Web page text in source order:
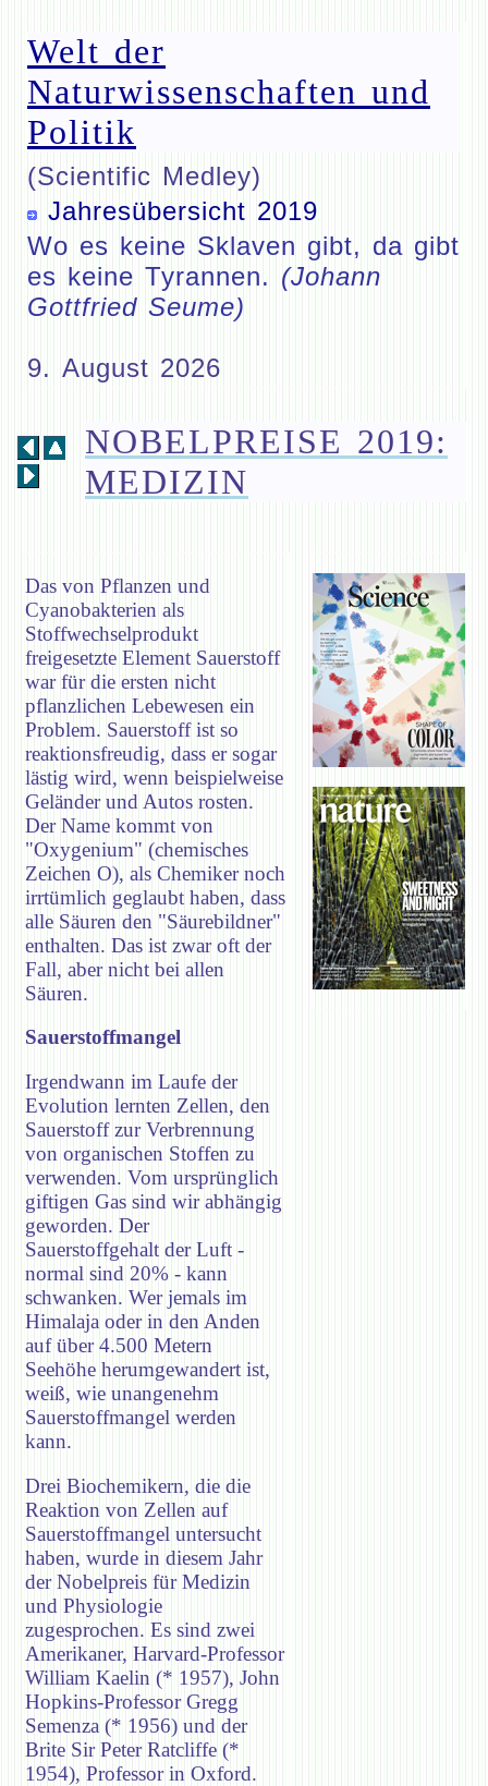
Welt der
Naturwissenschaften und
Politik
(Scientific Medley)
Jahresübersicht 2019
Wo es keine Sklaven gibt, da gibt
es keine Tyrannen. (Johann
Gottfried Seume)
9. August 2026
NOBELPREISE 2019:
MEDIZIN
Das von Pflanzen und
Cyanobakterien als
Stoffwechselprodukt
freigesetzte Element Sauerstoff
war für die ersten nicht
pflanzlichen Lebewesen ein
Problem. Sauerstoff ist so
reaktionsfreudig, dass er sogar
lästig wird, wenn beispielweise
Geländer und Autos rosten.
Der Name kommt von
"Oxygenium" (chemisches
Zeichen O), als Chemiker noch
irrtümlich geglaubt haben, dass
alle Säuren den "Säurebildner"
enthalten. Das ist zwar oft der
Fall, aber nicht bei allen
Säuren.
Sauerstoffmangel
Irgendwann im Laufe der
Evolution lernten Zellen, den
Sauerstoff zur Verbrennung
von organischen Stoffen zu
verwenden. Vom ursprünglich
giftigen Gas sind wir abhängig
geworden. Der
Sauerstoffgehalt der Luft -
normal sind 20% - kann
schwanken. Wer jemals im
Himalaja oder in den Anden
auf über 4.500 Metern
Seehöhe herumgewandert ist,
weiß, wie unangenehm
Sauerstoffmangel werden
kann.
Drei Biochemikern, die die
Reaktion von Zellen auf
Sauerstoffmangel untersucht
haben, wurde in diesem Jahr
der Nobelpreis für Medizin
und Physiologie
zugesprochen. Es sind zwei
Amerikaner, Harvard-Professor
William Kaelin (* 1957), John
Hopkins-Professor Gregg
Semenza (* 1956) und der
Brite Sir Peter Ratcliffe (*
1954), Professor in Oxford.